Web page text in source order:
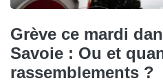
Grève ce mardi
Savoie : Ou et
rassemblements ?